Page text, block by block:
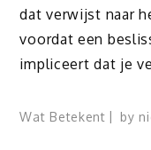
dat verwijst naar
voordat een
impliceert dat je
Wat Betekent by